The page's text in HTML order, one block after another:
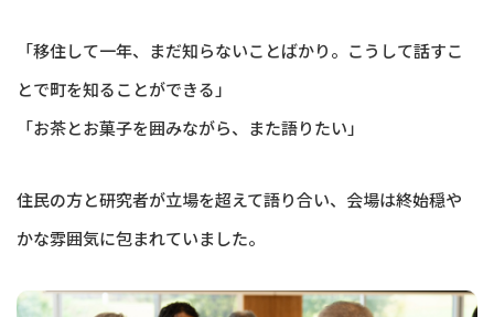
「移住して一年、まだ知らないことばかり。こうして話すこ
とで町を知ることができる」
「お茶とお菓子を囲みながら、また語りたい」
住民の方と研究者が立場を超えて語り合い、会場は終始穏や
かな雰囲気に包まれていました。